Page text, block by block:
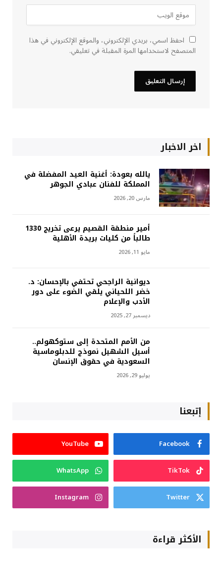
احفظ اسمي، بريدي الإلكتروني، والموقع الإلكتروني في هذا
المتصفح لاستخدامها المرة المقبلة في تعليقي.
اخر الاخبار
يالله بعودة: أغنية العيد المفضلة في
المملكة للفنان عبادي الجوهر
مارس 20, 2026
أمير منطقة القصيم يرعى تخريج 1330
طالباً من كليات بريدة الأهلية
مايو 11, 2026
ديوانية الراجحي تحتفي بالإحسان: د.
خضر اللحياني يلقي الضوء على دور
الأدب والإعلام
ديسمبر 27, 2025
من الأمم المتحدة إلى ستوكهولم..
أسيل الشهيل نموذج للدبلوماسية
السعودية في حقوق الإنسان
يوليو 29, 2026
إتبعنا
Facebook
YouTube
TikTok
WhatsApp
Twitter
Instagram
الأكثر قراءة